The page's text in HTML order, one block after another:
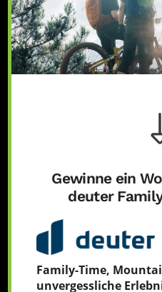
Newsletter
zum Newsletter
Gewinne ein
deuter
Family-Time,
unvergessliche